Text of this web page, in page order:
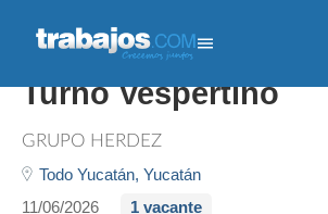
Auxiliar De Almacén -
Turno Vespertino
GRUPO HERDEZ
Todo Yucatán, Yucatán
11/06/2026
1 vacante